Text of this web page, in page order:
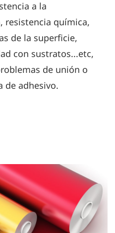
a la
resistencia química,
de la superficie,
con sustratos...etc,
de unión o
de adhesivo.